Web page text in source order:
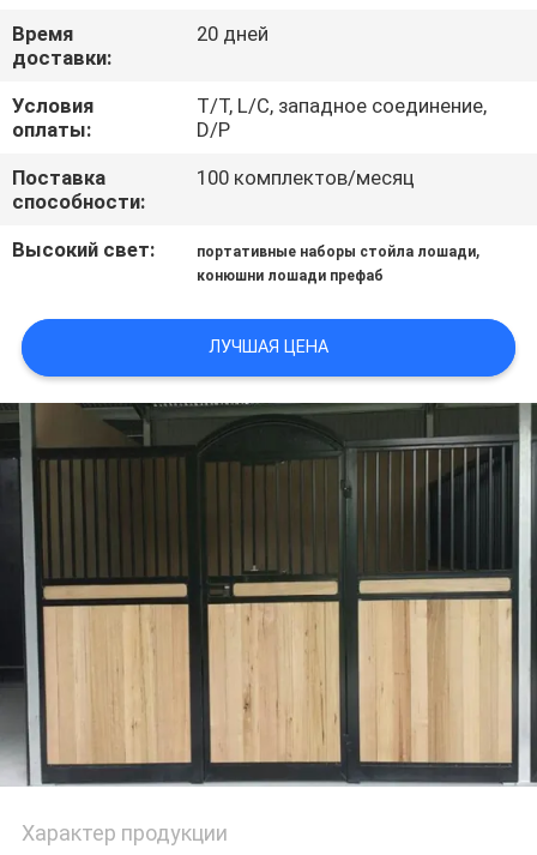
СПРОСИТЕ
ЦИТАТУ
САЙТА
УЕДИНЕНИЯ
Время
доставки:
20 дней
Условия
оплаты:
T/T, L/C, западное соединение,
D/P
Поставка
способности:
100 комплектов/месяц
Высокий свет: портативные наборы стойла лошади,
конюшни лошади префаб
ЛУЧШАЯ ЦЕНА
Характер продукции